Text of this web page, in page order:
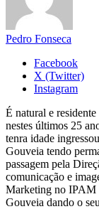
Pedro Fonseca
Facebook
X (Twitter)
Instagram
É natural e
nestes últimos 25
tenra idade
Gouveia tendo
passagem pela
comunicação e
Marketing no IPAM
Gouveia dando o